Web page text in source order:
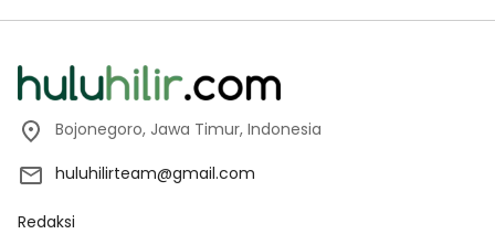
Bojonegoro, Jawa Timur, Indonesia
huluhilirteam@gmail.com
Redaksi